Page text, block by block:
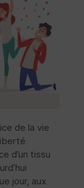
de la vie
d’un tissu
jour, aux